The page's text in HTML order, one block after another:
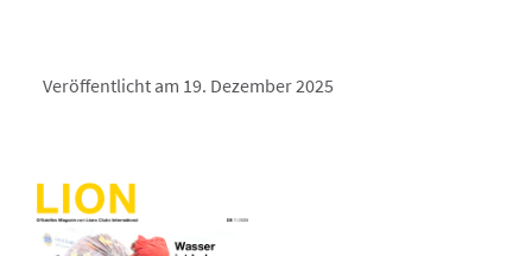
Veröffentlicht am 19. Dezember 2025